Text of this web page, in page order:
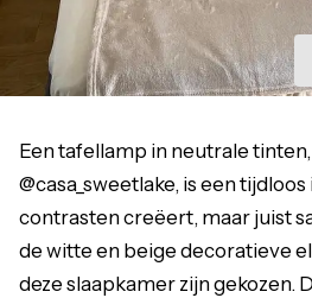
Een tafellamp in neutrale
@casa_sweetlake, is een
contrasten creëert, maar juist
de witte en beige decoratieve
deze slaapkamer zijn gekozen.